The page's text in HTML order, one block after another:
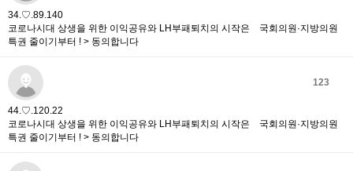
34.♡.89.140
코로나시대 상생을 위한 이익공유와 LH부패퇴치의 시작은 국회의원·지방의원
특권 줄이기부터 ! > 동의합니다
123
44.♡.120.22
코로나시대 상생을 위한 이익공유와 LH부패퇴치의 시작은 국회의원·지방의원
특권 줄이기부터 ! > 동의합니다